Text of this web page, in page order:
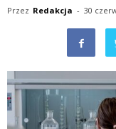
Przez Redakcja - 30